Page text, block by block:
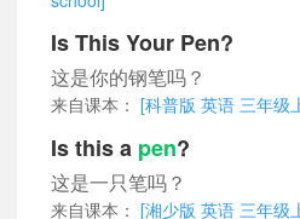
Is This Your Pen?
这是你的钢笔吗？
来自课本： [科普版 英语 三年级
Is this a pen?
这是一只笔吗？
来自课本： [湘少版 英语 三年级